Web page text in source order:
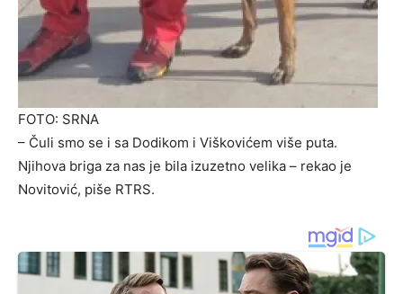
FOTO: SRNA
– Čuli smo se i sa Dodikom i Viškovićem više puta.
Njihova briga za nas je bila izuzetno velika – rekao je
Novitović, piše RTRS.